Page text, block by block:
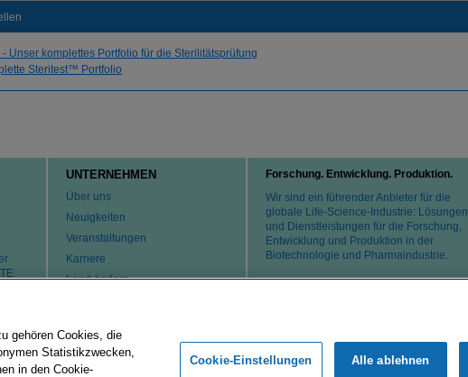
- Unser komplettes Portfolio für die Sterilitätsprüfung
Steritest™ Portfolio
UNTERNEHMEN
Über uns
Neuigkeiten
Veranstaltungen
Karriere
Land ändern
Forschung. Entwicklung. Produktion.
Wir sind ein führender Anbieter für die
globale Life-Science-Industrie: Lösungen
und Dienstleistungen für die Forschung,
Entwicklung und Produktion in der
Biotechnologie und Pharmaindustrie.
Nutzungsbedingungen
gehören Cookies, die
Statistikzwecken,
in den Cookie-
Cookie-Einstellungen Alle ablehnen